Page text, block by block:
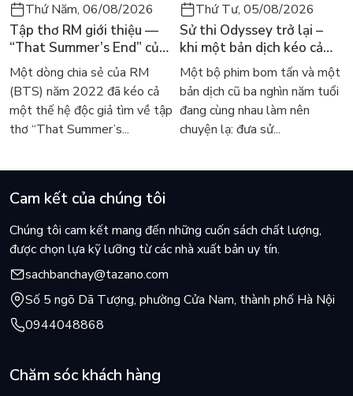
Nhóm phù thủy Trix: Icy, Stormy, Darcy
Nhóm các chàng trai đến từ Red Fountain: Sky (Bạn trai của
Bloom), Brandon (Bạn trai của Stella), Timmy (Bạn trai của
Tecna), Riven (bạn trai của Musa).
Thứ Năm, 06/08/2026
Tập thơ RM giới thiệu —
“That Summer’s End” của
Lee Seong-bok ra mắt bản
tiếng Anh sau 4 năm gây
sốt
Một dòng chia sẻ của RM
(BTS) năm 2022 đã kéo cả
một thế hệ độc giả tìm về tập
thơ “That Summer’s...
Thứ Tư, 05/08/2026
Sử thi Odyssey trở lại –
khi một bản dịch kéo cả
thế giới về với văn học
kinh điển
Một bộ phim bom tấn và một
bản dịch cũ ba nghìn năm tuổi
đang cùng nhau làm nên
chuyện lạ: đưa sử...
Cam kết của chúng tôi
Chúng tôi cam kết mang đến những cuốn sách chất lượng,
được chọn lựa kỹ lưỡng từ các nhà xuất bản uy tín.
sachbanchay@tazano.com
Số 5 ngõ Dã Tượng, phường Cửa Nam, thành phố Hà Nội
0944048868
Chăm sóc khách hàng